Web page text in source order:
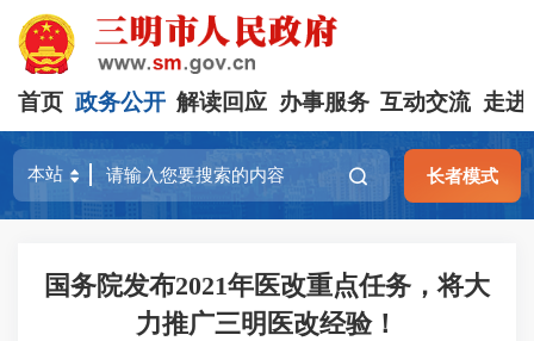
首页 政务公开 解读回应 办事服务 互动交流 走进
长者模式
国务院发布2021年医改重点任务，将大
力推广三明医改经验！